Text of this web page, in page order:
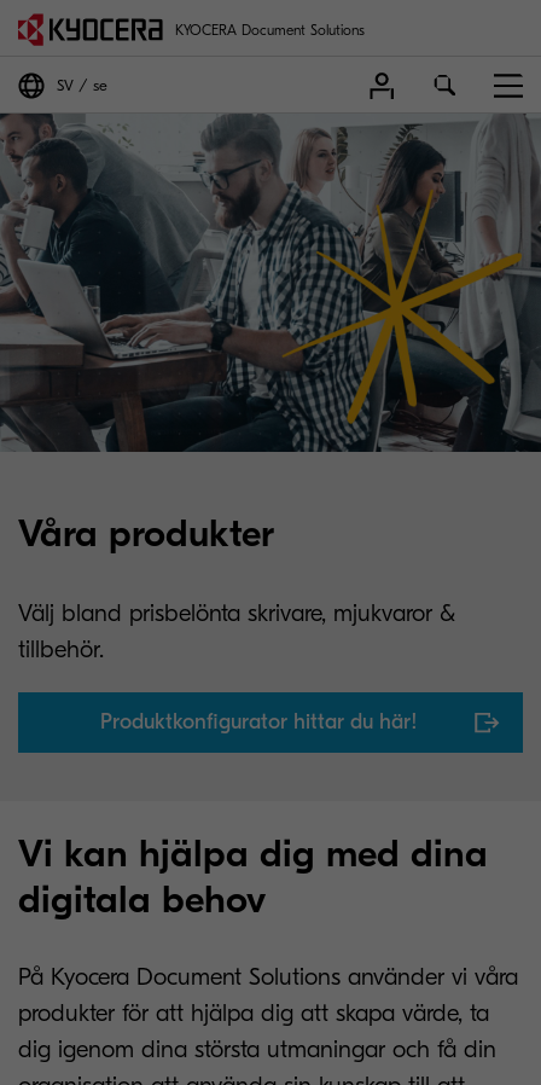
KYOCERA Document Solutions
SV se
Våra produkter
Välj bland prisbelönta skrivare, mjukvaror &
tillbehör.
Produktkonfigurator hittar du här!
Vi kan hjälpa dig med dina
digitala behov
På Kyocera Document Solutions använder vi våra
produkter för att hjälpa dig att skapa värde, ta
dig igenom dina största utmaningar och få din